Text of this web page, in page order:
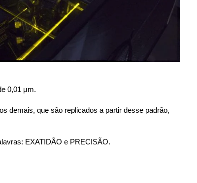
0,01 µm.
demais, que são replicados a partir desse padrão,
EXATIDÃO e PRECISÃO.